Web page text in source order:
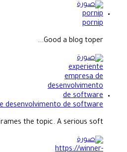
pornip
Good a blog toper...
desenvolvimento de software
the topic. A serious soft...